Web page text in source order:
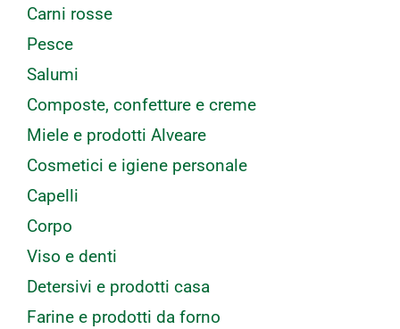
Carni rosse
Pesce
Salumi
Composte, confetture e creme
Miele e prodotti Alveare
Cosmetici e igiene personale
Capelli
Corpo
Viso e denti
Detersivi e prodotti casa
Farine e prodotti da forno